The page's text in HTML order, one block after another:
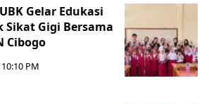
Gelar Edukasi
Sikat Gigi Bersama
Cibogo
PM